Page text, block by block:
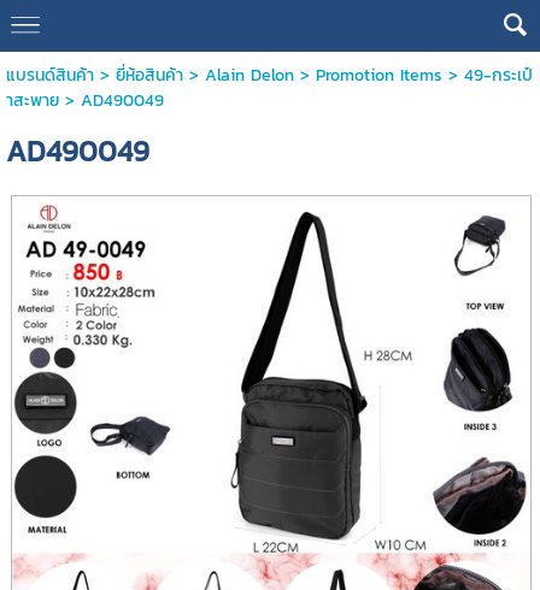
แบรนด์สินค้า> ยี่ห้อสินค้า> Alain Delon> Promotion Items > 49-กระเป๋
าสะพาย> AD490049
AD490049